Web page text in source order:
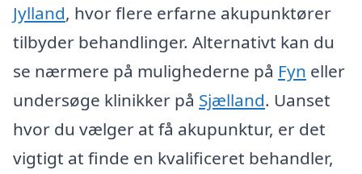
Jylland, hvor flere erfarne akupunktører
tilbyder behandlinger. Alternativt kan du
se nærmere på mulighederne på Fyn eller
undersøge klinikker på Sjælland. Uanset
hvor du vælger at få akupunktur, er det
vigtigt at finde en kvalificeret behandler,